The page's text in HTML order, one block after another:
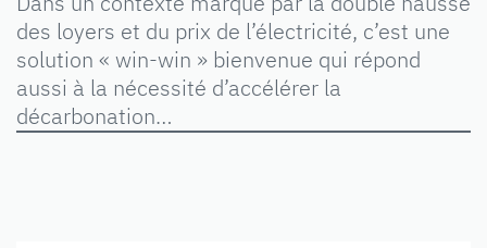
des loyers et du prix de l’électricité, c’est une
solution « win-win » bienvenue qui répond
aussi à la nécessité d’accélérer la
décarbonation…